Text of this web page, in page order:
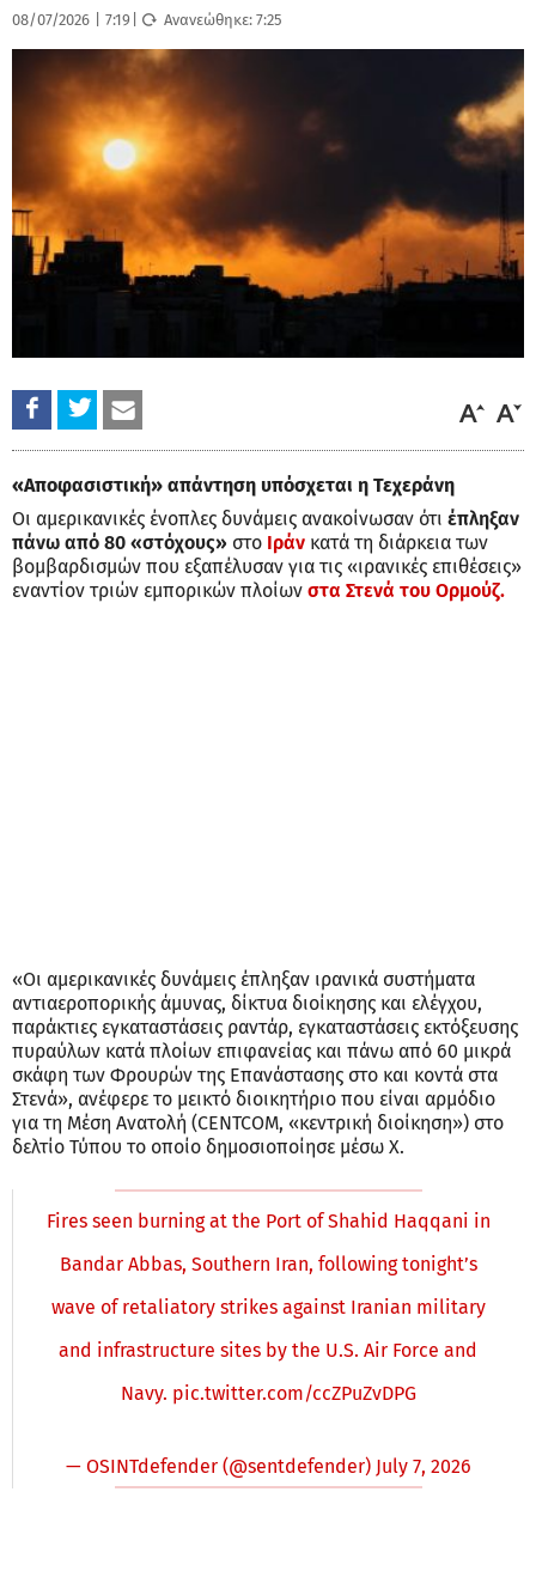
08/07/2026 7:19 Ανανεώθηκε:7:25
«Αποφασιστική» απάντηση υπόσχεται η Τεχεράνη
Οι αμερικανικές ένοπλες δυνάμεις ανακοίνωσαν ότι έπληξαν
πάνω από 80 «στόχους» στο Ιράν κατά τη διάρκεια των
βομβαρδισμών που εξαπέλυσαν για τις «ιρανικές επιθέσεις»
εναντίον τριών εμπορικών πλοίων στα Στενά του Ορμούζ.
«Οι αμερικανικές δυνάμεις έπληξαν ιρανικά συστήματα
αντιαεροπορικής άμυνας, δίκτυα διοίκησης και ελέγχου,
παράκτιες εγκαταστάσεις ραντάρ, εγκαταστάσεις εκτόξευσης
πυραύλων κατά πλοίων επιφανείας και πάνω από 60 μικρά
σκάφη των Φρουρών της Επανάστασης στο και κοντά στα
Στενά», ανέφερε το μεικτό διοικητήριο που είναι αρμόδιο
για τη Μέση Ανατολή (CENTCOM, «κεντρική διοίκηση») στο
δελτίο Τύπου το οποίο δημοσιοποίησε μέσω X.
Fires seen burning at the Port of Shahid Haqqani in
Bandar Abbas, Southern Iran, following tonight’s
wave of retaliatory strikes against Iranian military
and infrastructure sites by the U.S. Air Force and
Navy. pic.twitter.com/ccZPuZvDPG
— OSINTdefender (@sentdefender) July 7, 2026